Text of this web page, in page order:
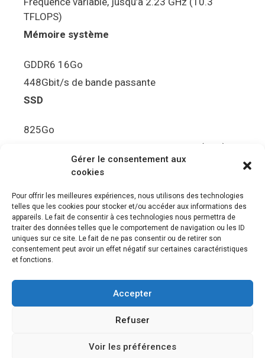
Gérer le consentement aux
cookies
Pour offrir les meilleures expériences, nous utilisons des technologies
telles que les cookies pour stocker et/ou accéder aux informations des
appareils. Le fait de consentir à ces technologies nous permettra de
traiter des données telles que le comportement de navigation ou les ID
uniques sur ce site. Le fait de ne pas consentir ou de retirer son
consentement peut avoir un effet négatif sur certaines caractéristiques
et fonctions.
Accepter
Refuser
Voir les préférences
TFLOPS)
Mémoire système
GDDR6 16Go
448Gbit/s de bande passante
SSD
825Go
5.5Gbit/s de bande passante en lecture (Brut)
Disque de jeu PS5
Ultra HD Blu-ray™, jusqu’à 100Go/disque
Sortie vidéo
Compatibilité avec les téléviseurs 4K 120Hz et
8K, VRR (spécification HDMI v. 2.1)
“Tempest” 3D AudioTec